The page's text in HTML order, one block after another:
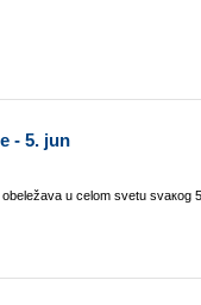
- 5. јun
u cеlоm svеtu svакоg